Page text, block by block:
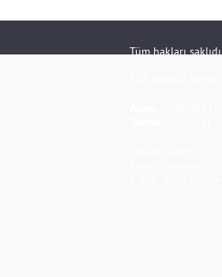
Tüm hakları